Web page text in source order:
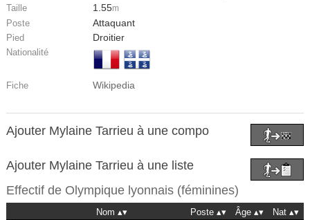
Taille 1.55m
Poste Attaquant
Pied Droitier
Nationalité
Fiche Wikipedia
Ajouter Mylaine Tarrieu à une compo
Ajouter Mylaine Tarrieu à une liste
Effectif de Olympique lyonnais (féminines)
Nom Poste Âge
Nat